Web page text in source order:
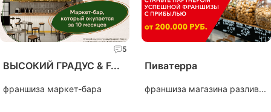
5
ВЫСОКИЙ ГРАДУС & F...
франшиза маркет-бара
Пиватерра
франшиза магазина разлив...